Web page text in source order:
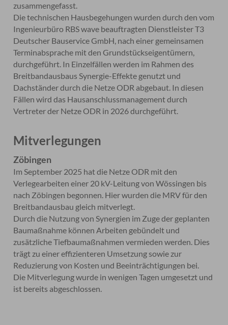
zusammengefasst.
Die technischen Hausbegehungen wurden durch den vom
Ingenieurbüro RBS wave beauftragten Dienstleister T3
Deutscher Bauservice GmbH, nach einer gemeinsamen
Terminabsprache mit den Grundstückseigentümern,
durchgeführt. In Einzelfällen werden im Rahmen des
Breitbandausbaus Synergie-Effekte genutzt und
Dachständer durch die Netze ODR abgebaut. In diesen
Fällen wird das Hausanschlussmanagement durch
Vertreter der Netze ODR in 2026 durchgeführt.
Mitverlegungen
Zöbingen
Im September 2025 hat die Netze ODR mit den
Verlegearbeiten einer 20 kV-Leitung von Wössingen bis
nach Zöbingen begonnen. Hier wurden die MRV für den
Breitbandausbau gleich mitverlegt.
Durch die Nutzung von Synergien im Zuge der geplanten
Baumaßnahme können Arbeiten gebündelt und
zusätzliche Tiefbaumaßnahmen vermieden werden. Dies
trägt zu einer effizienteren Umsetzung sowie zur
Reduzierung von Kosten und Beeinträchtigungen bei.
Die Mitverlegung wurde in wenigen Tagen umgesetzt und
ist bereits abgeschlossen.